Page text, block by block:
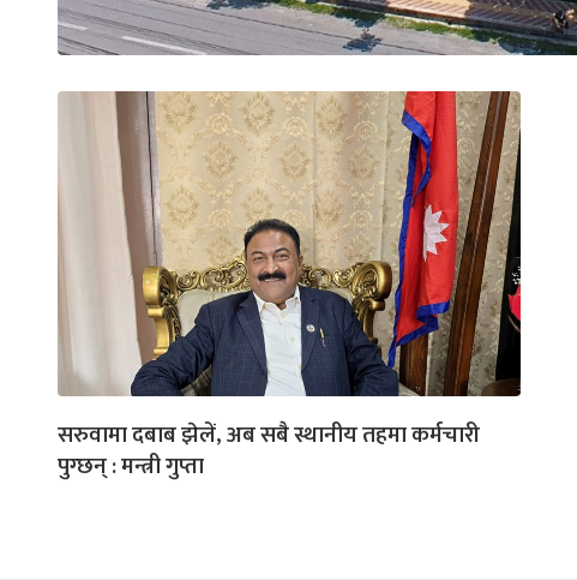
सरुवामा दबाब झेलें, अब सबै स्थानीय तहमा कर्मचारी
पुग्छन् : मन्त्री गुप्ता